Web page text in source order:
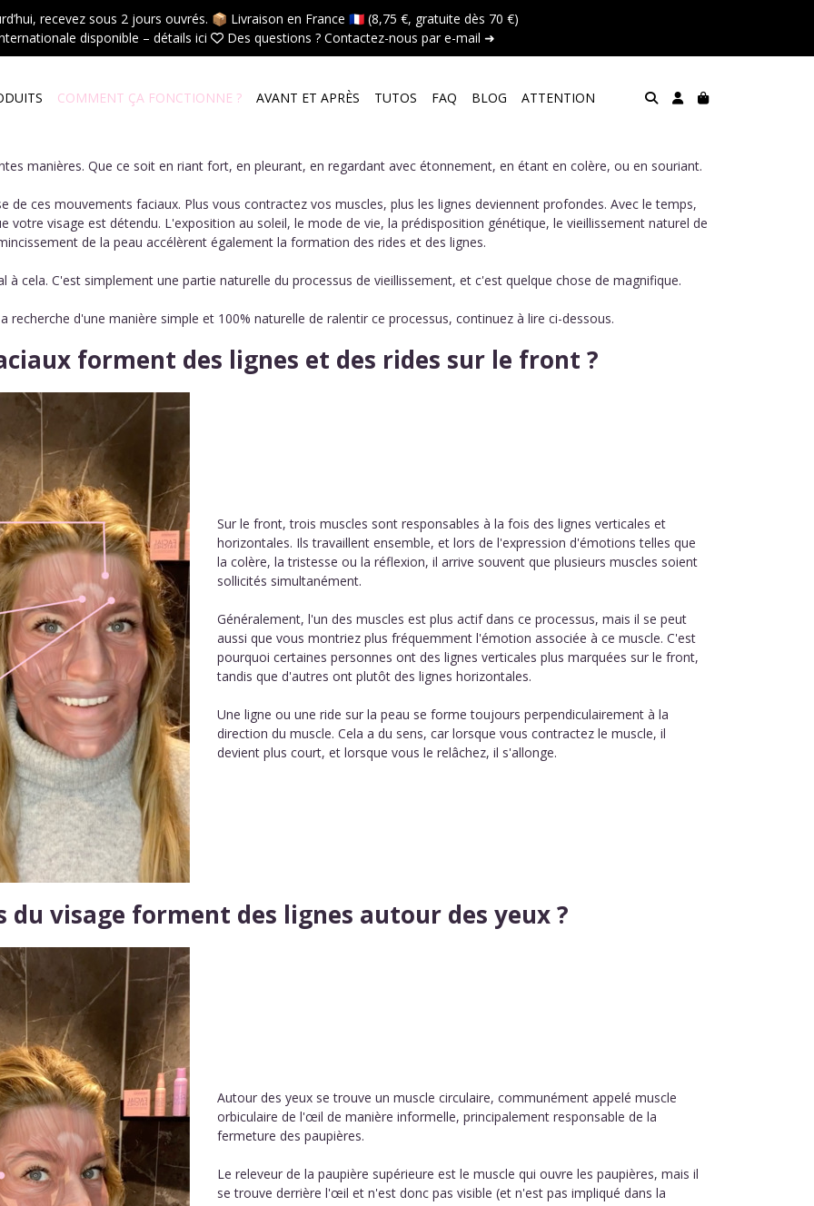
recevez sous 2 jours ouvrés. 📦 Livraison en France 🇫🇷 (8,75 €, gratuite dès 70 €)
disponible – détails ici  Des questions ? Contactez-nous par e-mail ➜
COMMENT ÇA FONCTIONNE ? AVANT ET APRÈS TUTOS FAQ BLOG ATTENTION
manières. Que ce soit en riant fort, en pleurant, en regardant avec étonnement, en étant en colère, ou en souriant.
de ces mouvements faciaux. Plus vous contractez vos muscles, plus les lignes deviennent profondes. Avec le temps,
votre visage est détendu. L'exposition au soleil, le mode de vie, la prédisposition génétique, le vieillissement naturel de
de la peau accélèrent également la formation des rides et des lignes.
à cela. C'est simplement une partie naturelle du processus de vieillissement, et c'est quelque chose de magnifique.
recherche d'une manière simple et 100% naturelle de ralentir ce processus, continuez à lire ci-dessous.
forment des lignes et des rides sur le front ?
Sur le front, trois muscles sont responsables à la fois des lignes verticales et
horizontales. Ils travaillent ensemble, et lors de l'expression d'émotions telles que
la colère, la tristesse ou la réflexion, il arrive souvent que plusieurs muscles soient
sollicités simultanément.
Généralement, l'un des muscles est plus actif dans ce processus, mais il se peut
aussi que vous montriez plus fréquemment l'émotion associée à ce muscle. C'est
pourquoi certaines personnes ont des lignes verticales plus marquées sur le front,
tandis que d'autres ont plutôt des lignes horizontales.
Une ligne ou une ride sur la peau se forme toujours perpendiculairement à la
direction du muscle. Cela a du sens, car lorsque vous contractez le muscle, il
devient plus court, et lorsque vous le relâchez, il s'allonge.
du visage forment des lignes autour des yeux ?
Autour des yeux se trouve un muscle circulaire, communément appelé muscle
orbiculaire de l'œil de manière informelle, principalement responsable de la
fermeture des paupières.
Le releveur de la paupière supérieure est le muscle qui ouvre les paupières, mais il
se trouve derrière l'œil et n'est donc pas visible (et n'est pas impliqué dans la